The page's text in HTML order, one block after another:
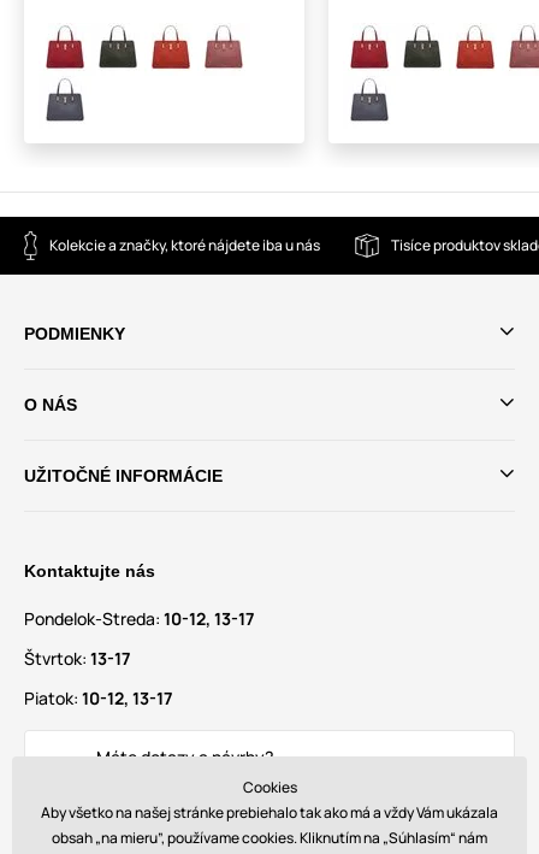
Kolekcie a značky, ktoré nájdete iba u nás Tisíce produktov
PODMIENKY
O NÁS
UŽITOČNÉ INFORMÁCIE
Kontaktujte nás
Pondelok-Streda: 10-12, 13-17
Štvrtok: 13-17
Piatok: 10-12, 13-17
Máte dotazy a návrhy?
info@glamadise.sk
Nájdete nás tiež na
Cookies
Aby všetko na našej stránke prebiehalo tak ako má a vždy Vám ukázala
obsah „na mieru”, používame cookies. Kliknutím na „Súhlasím“ nám